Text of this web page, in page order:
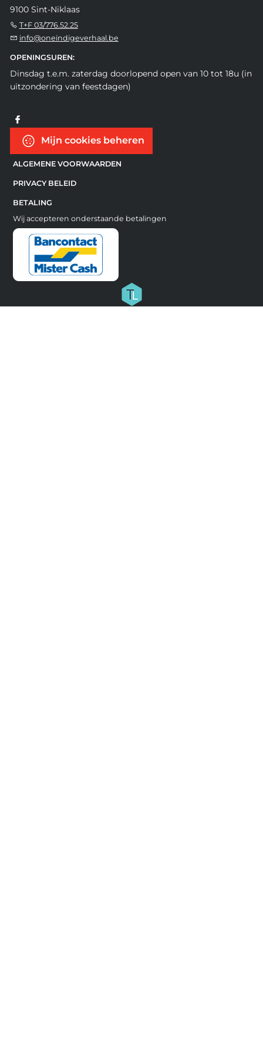
9100 Sint-Niklaas
T+F 03/776.52.25
info@oneindigeverhaal.be
OPENINGSUREN:
Dinsdag t.e.m. zaterdag doorlopend open van 10 tot 18u (in
uitzondering van feestdagen)
Mijn cookies beheren
ALGEMENE VOORWAARDEN
PRIVACY BELEID
BETALING
Wij accepteren onderstaande betalingen